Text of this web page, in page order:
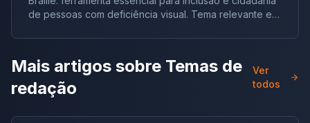
de pessoas com deficiência visual. Tema relevante em
Mais artigos sobre Temas de
redação
Ver
todos